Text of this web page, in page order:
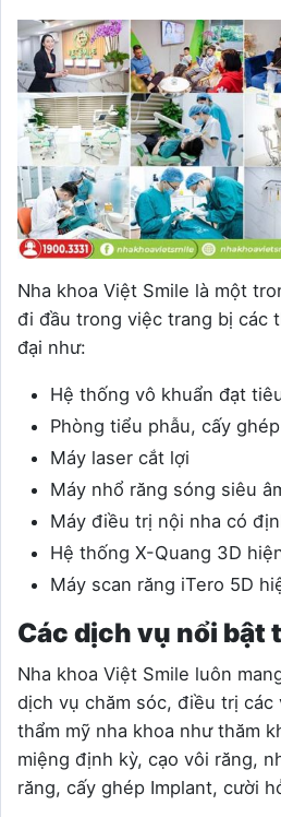
Nha khoa Việt Smile là một
đi đầu trong việc trang bị các
đại như:
Hệ thống vô khuẩn đạt
Phòng tiểu phẫu, cấy
Máy laser cắt lợi
Máy nhổ răng sóng siêu
Máy điều trị nội nha có
Hệ thống X-Quang 3D
Máy scan răng iTero 5D
Các dịch vụ nổi bật
Nha khoa Việt Smile luôn
dịch vụ chăm sóc, điều trị các
thẩm mỹ nha khoa như thăm
miệng định kỳ, cạo vôi răng,
răng, cấy ghép Implant, cười